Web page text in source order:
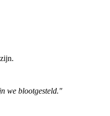
we blootgesteld."